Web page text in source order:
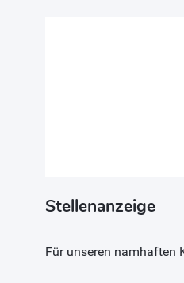
Stellenanzeige
Für unseren namhaften